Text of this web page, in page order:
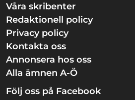
Våra skribenter
Redaktionell policy
Privacy policy
Kontakta oss
Annonsera hos oss
Alla ämnen A-Ö
Följ oss på Facebook